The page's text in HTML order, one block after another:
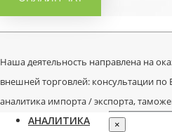
Наша деятельность направлена на
внешней торговлей: консультации по
аналитика импорта / экспорта,
АНАЛИТИКА
×